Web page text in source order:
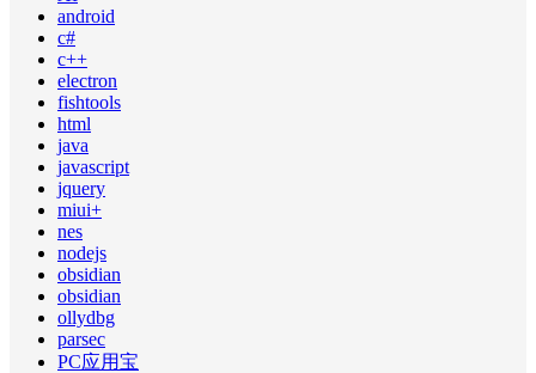
android
c#
c++
electron
fishtools
html
java
javascript
jquery
miui+
nes
nodejs
obsidian
obsidian
ollydbg
parsec
PC应用宝